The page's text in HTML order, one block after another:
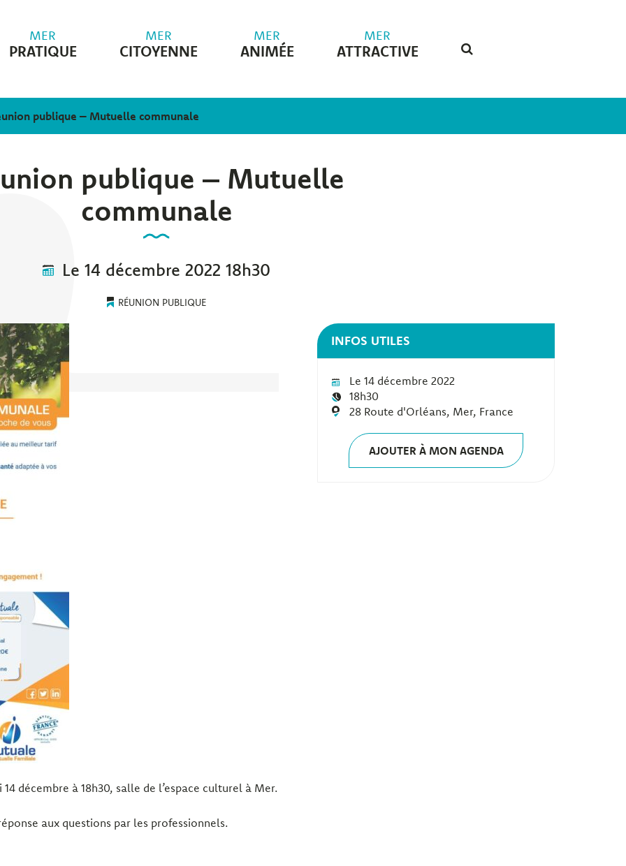
MER
PRATIQUE
MER
CITOYENNE
MER
ANIMÉE
MER
ATTRACTIVE
publique – Mutuelle communale
publique – Mutuelle
communale
Le 14 décembre 2022 18h30
RÉUNION PUBLIQUE
décembre à 18h30, salle de l’espace culturel à Mer.
aux questions par les professionnels.
INFOS UTILES
Le 14 décembre 2022
18h30
28 Route d'Orléans, Mer, France
AJOUTER À MON AGENDA